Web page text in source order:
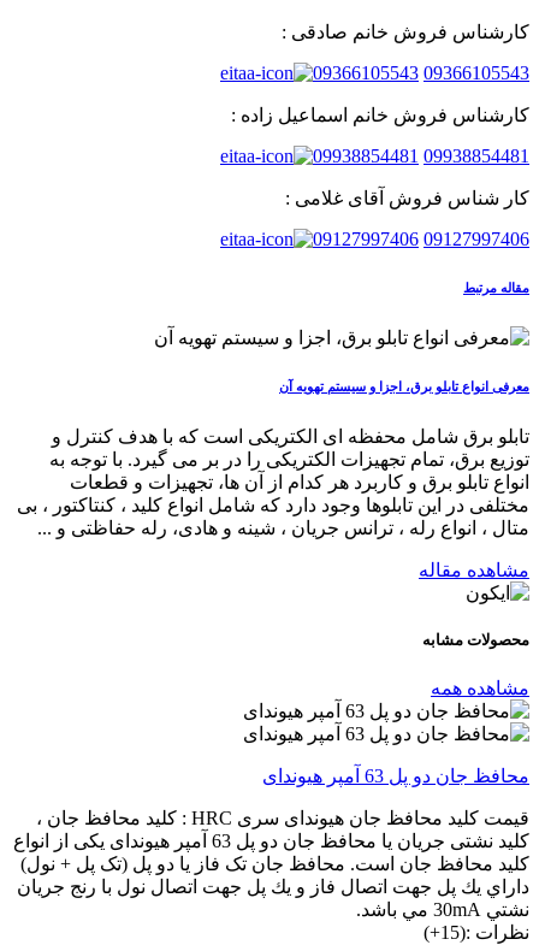
کارشناس فروش خانم صادقی :
09366105543
09366105543
کارشناس فروش خانم اسماعیل زاده :
09938854481
09938854481
کار شناس فروش آقای غلامی :
09127997406
09127997406
مقاله مرتبط
معرفی انواع تابلو برق، اجزا و سیستم تهویه آن
تابلو برق شامل محفظه ای الکتریکی است که با هدف کنترل و
توزیع برق، تمام تجهیزات الکتریکی را در بر می گیرد. با توجه به
انواع تابلو برق و کاربرد هر کدام از آن ها، تجهیزات و قطعات
مختلفی در این تابلوها وجود دارد که شامل انواع کلید ، کنتاکتور ، بی
متال ، انواع رله ، ترانس جریان ، شینه و هادی، رله حفاظتی و ...
مشاهده مقاله
محصولات مشابه
مشاهده همه
محافظ جان دو پل 63 آمپر هیوندای
قیمت کلید محافظ جان هیوندای سری HRC : کلید محافظ جان ،
کلید نشتی جریان یا محافظ جان دو پل 63 آمپر هیوندای یکی از انواع
کلید محافظ جان است. محافظ جان تک فاز یا دو پل (تک پل + نول)
داراي يك پل جهت اتصال فاز و يك پل جهت اتصال نول با رنج جريان
نشتي 30mA مي باشد.
نظرات :(15+)